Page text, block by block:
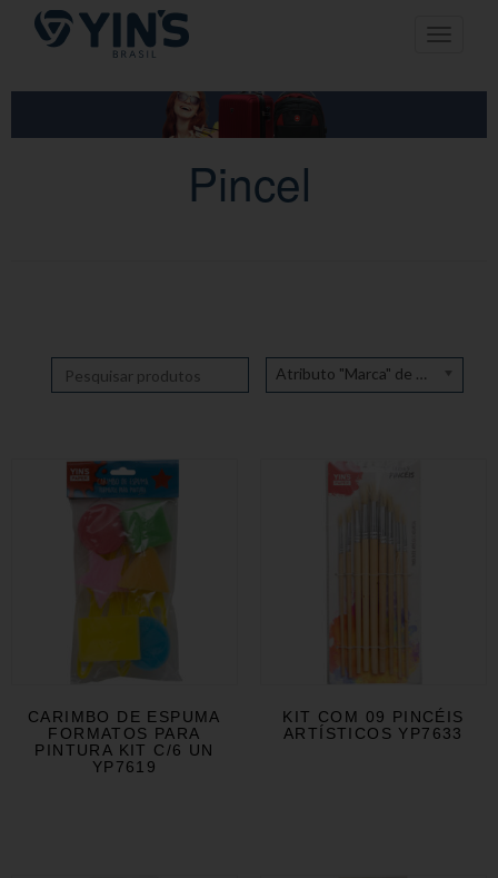
Pular
para
conteúdo
Toggle
Pincel
Atributo "Marca" de produto
CARIMBO DE ESPUMA
FORMATOS PARA
PINTURA KIT C/6 UN
YP7619
KIT COM 09 PINCÉIS
ARTÍSTICOS YP7633